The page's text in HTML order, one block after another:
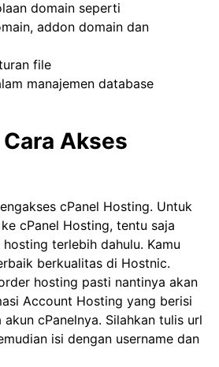
domain seperti
addon domain dan
file
manajemen database
Akses
cPanel Hosting. Untuk
cPanel Hosting, tentu saja
terlebih dahulu. Kamu
berkualitas di Hostnic.
hosting pasti nantinya akan
Account Hosting yang berisi
cPanelnya. Silahkan tulis url
isi dengan username dan